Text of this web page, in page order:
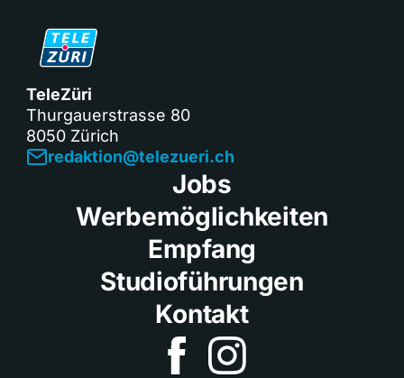
TeleZüri
Thurgauerstrasse 80
8050 Zürich
redaktion@telezueri.ch
Jobs
Werbemöglichkeiten
Empfang
Studioführungen
Kontakt